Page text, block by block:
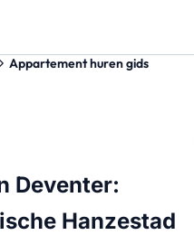
Appartement huren gids
Deventer:
Hanzestad